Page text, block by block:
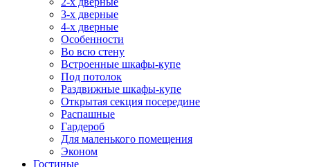
3-х дверные
4-х дверные
Особенности
Во всю стену
Встроенные шкафы-купе
Под потолок
Раздвижные шкафы-купе
Открытая секция посередине
Распашные
Гардероб
Для маленького помещения
Эконом
Гостиные